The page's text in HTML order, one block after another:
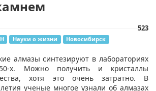
523
Науки о жизни Новосибирск
алмазы синтезируют в лабораториях
х. Можно получить и кристаллы
хотя это очень затратно. В
ученые многое узнали об алмазах